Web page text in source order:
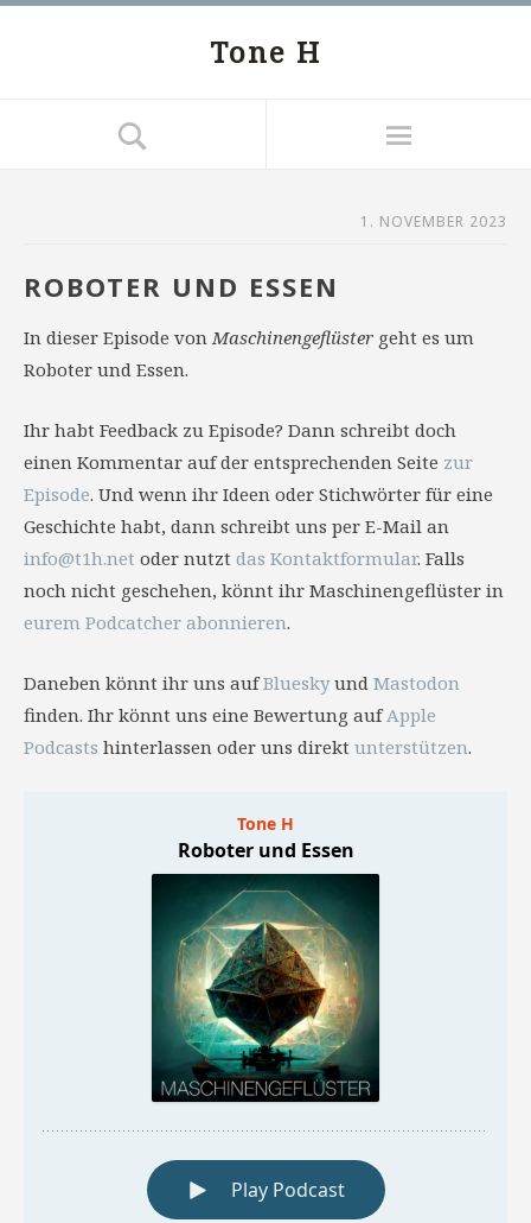
Tone H
1. NOVEMBER 2023
ROBOTER UND ESSEN
In dieser Episode vonMaschinengeflüster geht es um
Roboter und Essen.
Ihr habt Feedback zu Episode? Dann schreibt doch
einen Kommentar auf der entsprechenden Seite zur
Episode. Und wenn ihr Ideen oder Stichwörter für eine
Geschichte habt, dann schreibt uns per E-Mail an
info@t1h.net oder nutzt das Kontaktformular. Falls
noch nicht geschehen, könnt ihr Maschinengeflüster in
eurem Podcatcher abonnieren.
Daneben könnt ihr uns aufBlueskyund Mastodon
finden. Ihr könnt uns eine Bewertung aufApple
Podcasts hinterlassen oder uns direkt unterstützen.